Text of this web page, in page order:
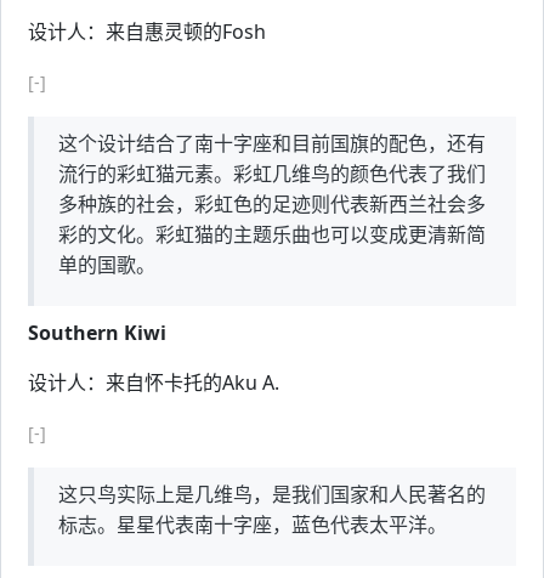
设计人：来自惠灵顿的Fosh
[-]
这个设计结合了南十字座和目前国旗的配色，还有
流行的彩虹猫元素。彩虹几维鸟的颜色代表了我们
多种族的社会，彩虹色的足迹则代表新西兰社会多
彩的文化。彩虹猫的主题乐曲也可以变成更清新简
单的国歌。
Southern Kiwi
设计人：来自怀卡托的Aku A.
[-]
这只鸟实际上是几维鸟，是我们国家和人民著名的
标志。星星代表南十字座，蓝色代表太平洋。